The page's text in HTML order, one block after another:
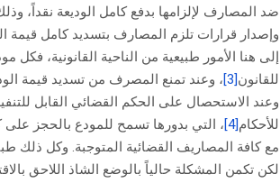
ضد المصارف لإلزامها بدفع كامل الوديعة نقداً،
وإصدار قرارات تلزم المصارف بتسديد كامل قيمة
إلى هنا الأمور طبيعية من الناحية القانونية،
للقانون[3]
، وعند تمنع المصرف من تسديد قيمة
وعند الاستحصال على الحكم القضائي القابل
للأحكام[4]
، التي بدورها تسمح للمودع بالحجز على
مع كافة المصاريف القضائية المتوجبة. وكل ذلك
لكن تكمن المشكلة حالياً بالوضع الشاذ اللاحق